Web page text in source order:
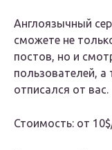
Англоязычный
сможете не
постов, но и
пользователей, а
отписался от вас.
Стоимость: от